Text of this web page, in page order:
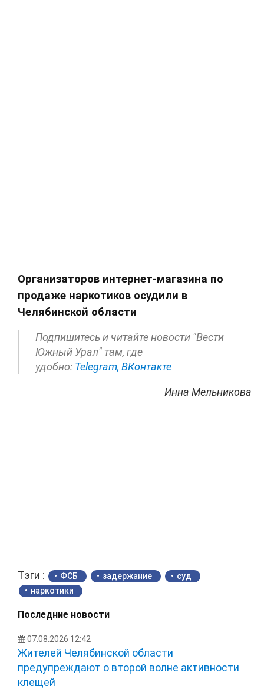
Организаторов интернет-магазина по
продаже наркотиков осудили в
Челябинской области
Подпишитесь и читайте новости "Вести
Южный Урал" там, где
удобно: Telegram, ВКонтакте
Инна Мельникова
Тэги : ФСБ задержание
суд
наркотики
Последние новости
07.08.2026 12:42
Жителей Челябинской области
предупреждают о второй волне активности
клещей